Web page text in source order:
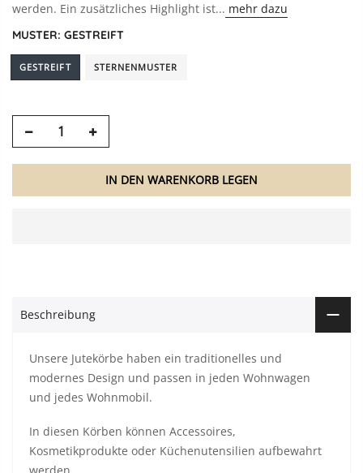
werden. Ein zusätzliches Highlight ist... mehr dazu
MUSTER: GESTREIFT
GESTREIFT STERNENMUSTER
IN DEN WARENKORB LEGEN
Beschreibung
Unsere Jutekörbe haben ein traditionelles und
modernes Design und passen in jeden Wohnwagen
und jedes Wohnmobil.
In diesen Körben können Accessoires,
Kosmetikprodukte oder Küchenutensilien aufbewahrt